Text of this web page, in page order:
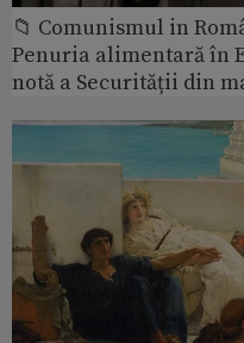
📁 Comunismul in
Penuria alimentară în
notă a Securității din